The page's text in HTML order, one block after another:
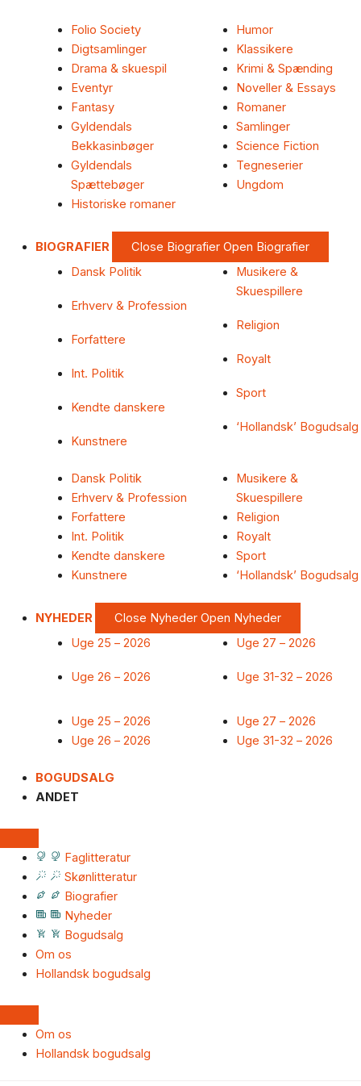
Folio Society
Digtsamlinger
Drama & skuespil
Eventyr
Fantasy
Gyldendals
Bekkasinbøger
Gyldendals
Spættebøger
Historiske romaner
Humor
Klassikere
Krimi & Spænding
Noveller & Essays
Romaner
Samlinger
Science Fiction
Tegneserier
Ungdom
BIOGRAFIER Close Biografier Open Biografier
Dansk Politik
Erhverv & Profession
Forfattere
Int. Politik
Kendte danskere
Kunstnere
Musikere &
Skuespillere
Religion
Royalt
Sport
‘Hollandsk’ Bogudsalg
Dansk Politik
Erhverv & Profession
Forfattere
Int. Politik
Kendte danskere
Kunstnere
Musikere &
Skuespillere
Religion
Royalt
Sport
‘Hollandsk’ Bogudsalg
NYHEDER Close Nyheder Open Nyheder
Uge 25 – 2026
Uge 26 – 2026
Uge 27 – 2026
Uge 31-32 – 2026
Uge 25 – 2026
Uge 26 – 2026
Uge 27 – 2026
Uge 31-32 – 2026
BOGUDSALG
ANDET
Faglitteratur
Skønlitteratur
Biografier
Nyheder
Bogudsalg
Om os
Hollandsk bogudsalg
Om os
Hollandsk bogudsalg